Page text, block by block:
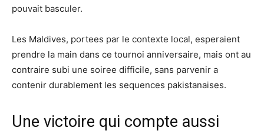
pouvait basculer.
Les Maldives, portees par le contexte local, esperaient
prendre la main dans ce tournoi anniversaire, mais ont au
contraire subi une soiree difficile, sans parvenir a
contenir durablement les sequences pakistanaises.
Une victoire qui compte aussi